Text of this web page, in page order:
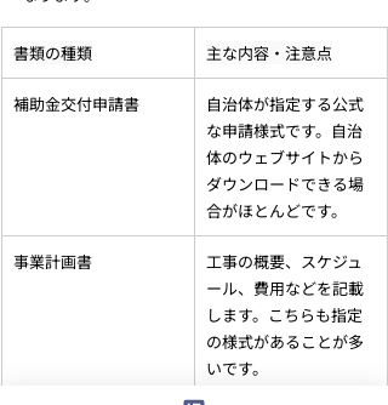
書類の種類 主な内容・注意点
補助金交付申請書
自治体が指定する公式
な申請様式です。自治
体のウェブサイトから
ダウンロードできる場
合がほとんどです。
事業計画書
工事の概要、スケジュ
ール、費用などを記載
します。こちらも指定
の様式があることが多
いです。